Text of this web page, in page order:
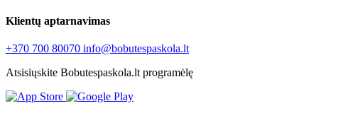
Klientų aptarnavimas
+370 700 80070 info@bobutespaskola.lt
Atsisiųskite Bobutespaskola.lt programėlę